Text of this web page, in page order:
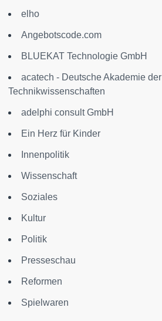
elho
Angebotscode.com
BLUEKAT Technologie GmbH
acatech - Deutsche Akademie der
Technikwissenschaften
adelphi consult GmbH
Ein Herz für Kinder
Innenpolitik
Wissenschaft
Soziales
Kultur
Politik
Presseschau
Reformen
Spielwaren